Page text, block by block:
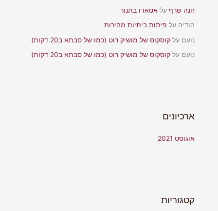
חנה שרף על אסאדו בתנור
הודיה על פיתות ביתיות מהירות
נועם עלקוסקוס של מושיק רוט (כמו של סבתא ב20 דקות)
נועם עלקוסקוס של מושיק רוט (כמו של סבתא ב20 דקות)
ארכיונים
אוגוסט 2021
קטגוריות